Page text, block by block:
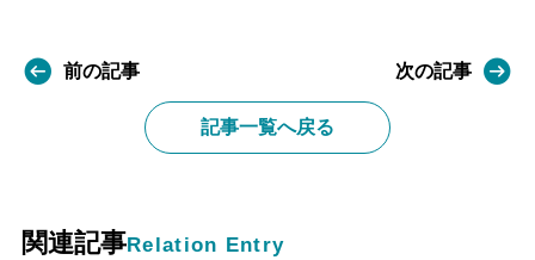
前の記事
記事一覧へ戻る
次の記事
関連記事Relation Entry